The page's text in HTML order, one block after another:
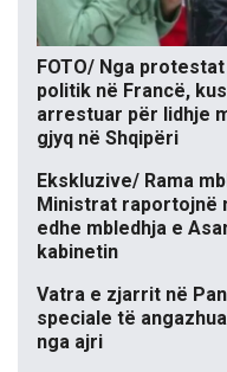
FOTO/ Nga
politik në Francë,
arrestuar për lidhje
gjyq në Shqipëri
Ekskluzive/ Rama
Ministrat raportojnë
edhe mbledhja e
kabinetin
Vatra e zjarrit në
speciale të
nga ajri